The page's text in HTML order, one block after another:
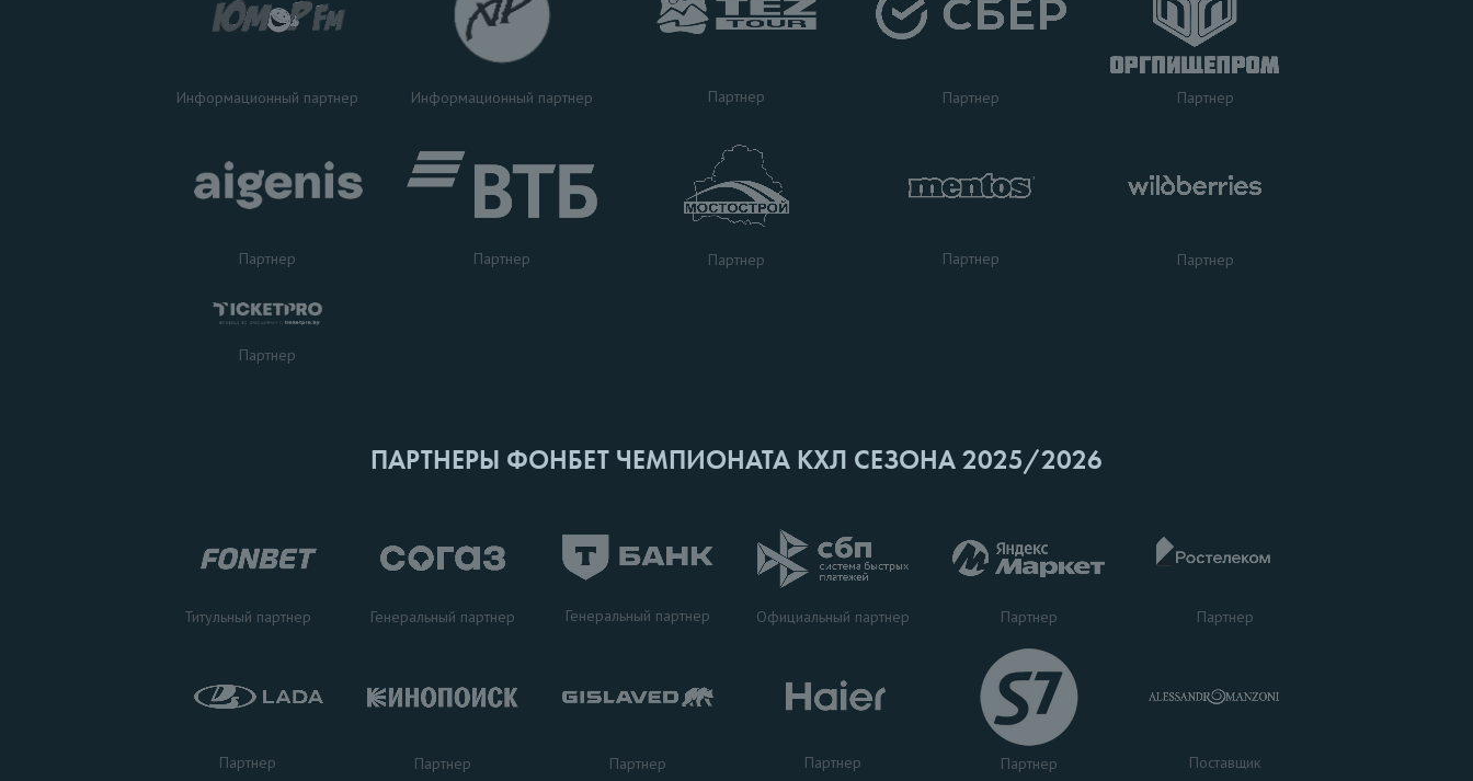
Информационный партнер Информационный партнер Партнер Партнер Партнер
Партнер Партнер Партнер Партнер Партнер
Партнер
ПАРТНЕРЫ ФОНБЕТ ЧЕМПИОНАТА КХЛ СЕЗОНА 2025/2026
Титульный партнер Генеральный партнер Генеральный партнер Официальный партнер Партнер Партнер
Партнер Партнер Партнер Партнер Партнер Поставщик